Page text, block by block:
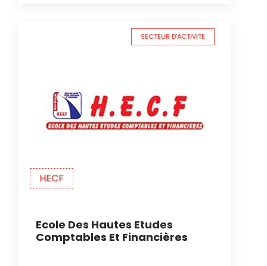
HECF
SECTEUR D'ACTIVITE
Ecole Des Hautes Etudes
Comptables Et Financières